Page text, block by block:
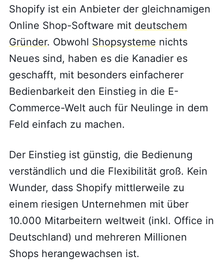
Shopify ist ein Anbieter der gleichnamigen
Online Shop-Software mit deutschem
Gründer. Obwohl Shopsysteme nichts
Neues sind, haben es die Kanadier es
geschafft, mit besonders einfacherer
Bedienbarkeit den Einstieg in die E-
Commerce-Welt auch für Neulinge in dem
Feld einfach zu machen.
Der Einstieg ist günstig, die Bedienung
verständlich und die Flexibilität groß. Kein
Wunder, dass Shopify mittlerweile zu
einem riesigen Unternehmen mit über
10.000 Mitarbeitern weltweit (inkl. Office in
Deutschland) und mehreren Millionen
Shops herangewachsen ist.